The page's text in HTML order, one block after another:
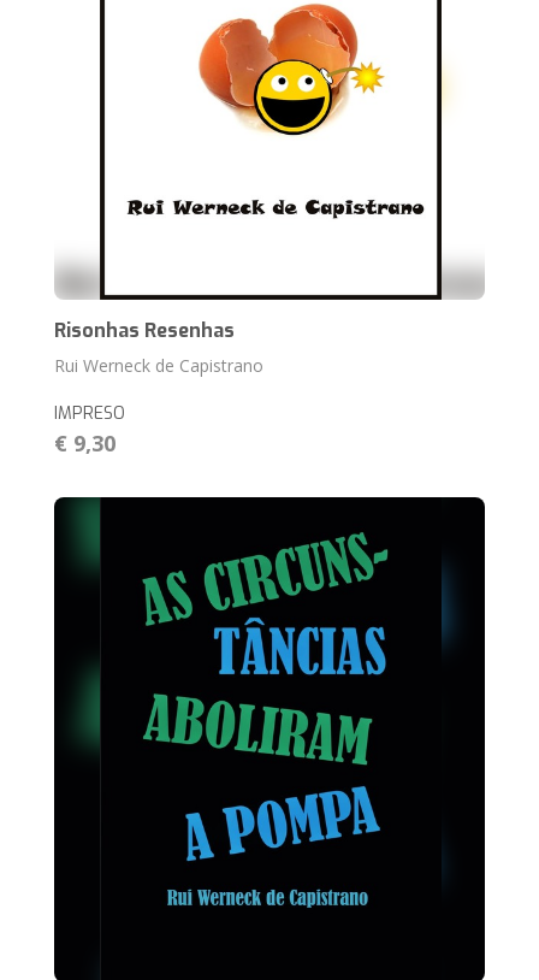
Risonhas Resenhas
Rui Werneck de Capistrano
IMPRESO
€ 9,30